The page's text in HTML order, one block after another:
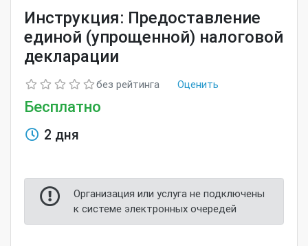
Инструкция: Предоставление
единой (упрощенной) налоговой
декларации
без рейтинга Оценить
Бесплатно
2 дня
Организация или услуга не подключены
к системе электронных очередей